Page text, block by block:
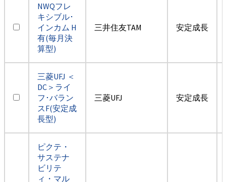
NWQフレ
キシブル･
インカム H
有(毎月決
算型)
三井住友TAM 安定成長
三菱UFJ ＜
DC＞ライ
フ･バラン
スF(安定成
長型)
三菱UFJ 安定成長
ピクテ・
サステナ
ビリテ
ィ・マル